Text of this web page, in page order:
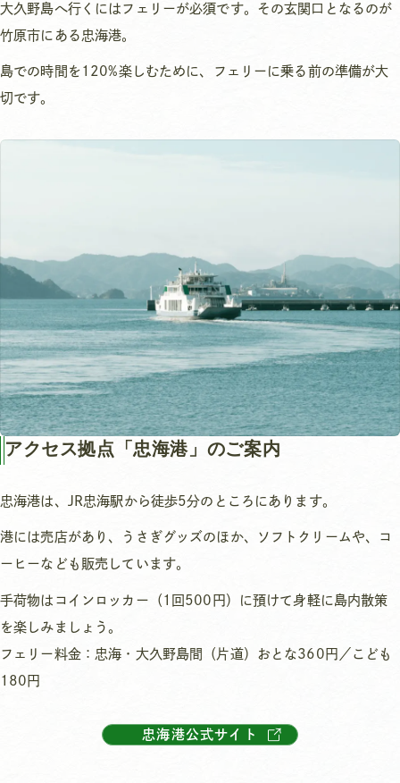
大久野島へ行くにはフェリーが必須です。その玄関口となるのが
竹原市にある忠海港。
島での時間を120%楽しむために、フェリーに乗る前の準備が大
切です。
アクセス拠点「忠海港」のご案内
忠海港は、JR忠海駅から徒歩5分のところにあります。
港には売店があり、うさぎグッズのほか、ソフトクリームや、コ
ーヒーなども販売しています。
手荷物はコインロッカー（1回500円）に預けて身軽に島内散策
を楽しみましょう。
フェリー料金：忠海・大久野島間（片道）おとな360円／こども
180円
忠海港公式サイト